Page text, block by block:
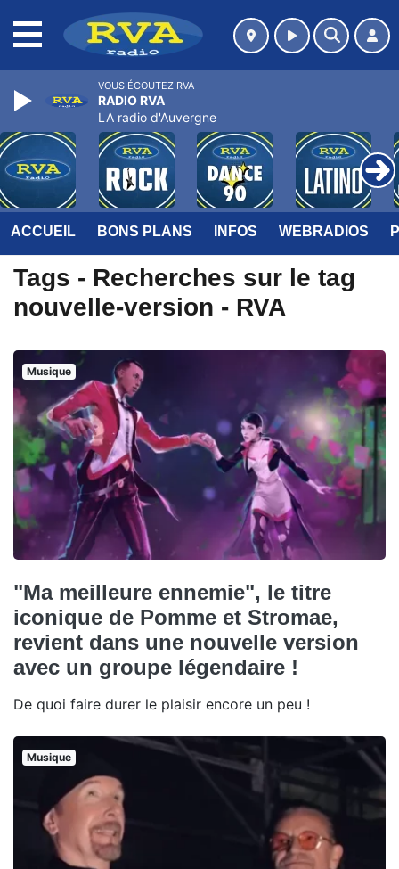
ACCUEIL BONS PLANS INFOS WEBRADIOS
Tags - Recherches sur le tag
nouvelle-version - RVA
Musique
"Ma meilleure ennemie", le titre
iconique de Pomme et Stromae,
revient dans une nouvelle version
avec un groupe légendaire !
De quoi faire durer le plaisir encore un peu !
Musique
VOUS ÉCOUTEZ RVA
RADIO RVA
LA radio d'Auvergne